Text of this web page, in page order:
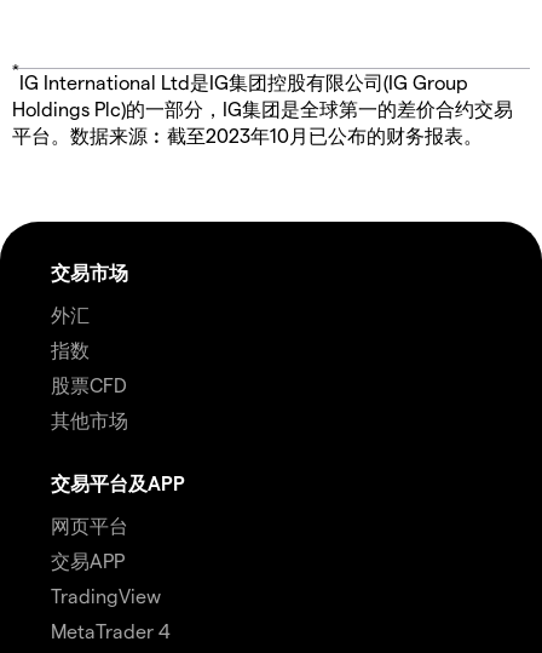
*
IG International Ltd是IG集团控股有限公司(IG Group
Holdings Plc)的一部分，IG集团是全球第一的差价合约交易
平台。数据来源︰截至2023年10月已公布的财务报表。
交易市场
外汇
指数
股票CFD
其他市场
交易平台及APP
网页平台
交易APP
TradingView
MetaTrader 4